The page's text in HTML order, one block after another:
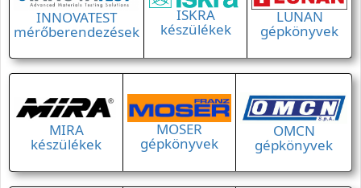
INNOVATEST
mérőberendezések
ISKRA
készülékek
LUNAN
gépkönyvek
MIRA
készülékek
MOSER
gépkönyvek
OMCN
gépkönyvek